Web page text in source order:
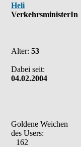
Heli
VerkehrsministerIn
Alter: 53
Dabei seit:
04.02.2004
Goldene Weichen
des Users:
162